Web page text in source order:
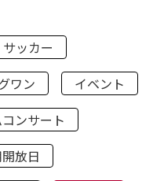
サッカー
ワン
イベント
ンサート
放日